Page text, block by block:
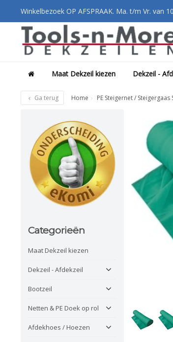
Winkelbezoek OP AFSPRAAK. Ma. t/m Vr. van
Maat Dekzeil kiezen Dekzeil -
Ga terug Home PE Steigernet /
Categorieën
Maat Dekzeil kiezen
Dekzeil - Afdekzeil
Bootzeil
Netten & PE Doek op rol
Afdekhoes / Hoezen